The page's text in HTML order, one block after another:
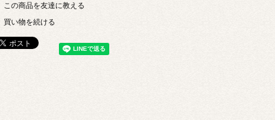
この商品を友達に教える
買い物を続ける